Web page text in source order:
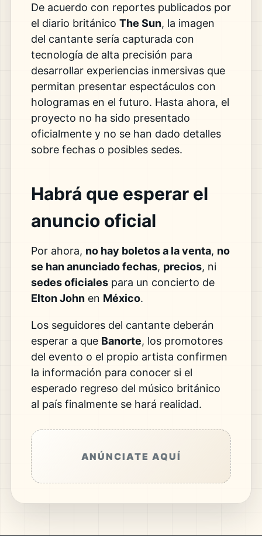
De acuerdo con reportes publicados por
el diario británico The Sun, la imagen
del cantante sería capturada con
tecnología de alta precisión para
desarrollar experiencias inmersivas que
permitan presentar espectáculos con
hologramas en el futuro. Hasta ahora, el
proyecto no ha sido presentado
oficialmente y no se han dado detalles
sobre fechas o posibles sedes.
Habrá que esperar el
anuncio oficial
Por ahora, no hay boletos a la venta, no
se han anunciado fechas, precios, ni
sedes oficialespara un concierto de
Elton Johnen México.
Los seguidores del cantante deberán
esperar a que Banorte, los promotores
del evento o el propio artista confirmen
la información para conocer si el
esperado regreso del músico británico
al país finalmente se hará realidad.
ANÚNCIATE AQUÍ